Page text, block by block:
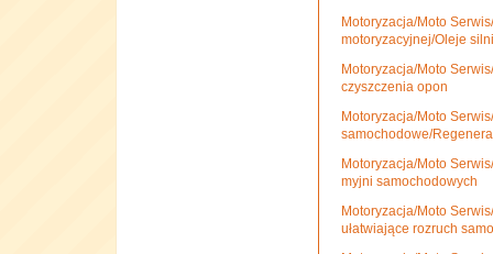
Motoryzacja/Moto
motoryzacyjnej/Oleje
Motoryzacja/Moto
czyszczenia opon
Motoryzacja/Moto
samochodowe/
Motoryzacja/Moto
myjni samochodowych
Motoryzacja/Moto
ułatwiające rozruch